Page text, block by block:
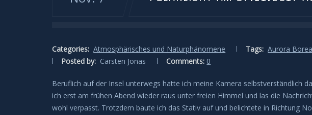
Categories: Atmosphärisches und Naturphänomene Tags: Aurora
Posted by: Carsten Jonas Comments: 0
Beruflich auf der Insel unterwegs hatte ich meine Kamera selbstverständlich
ich erst am frühen Abend wieder raus unter freien Himmel und las die
wohl verpasst. Trotzdem baute ich das Stativ auf und belichtete in Richtung